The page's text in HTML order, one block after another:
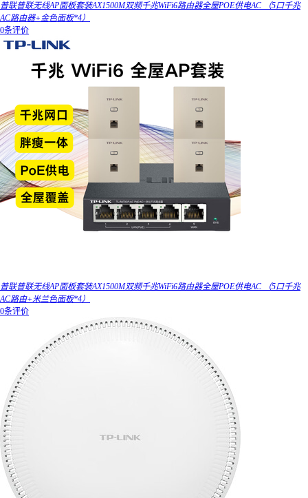
普联普联无线AP面板套装AX1500M双频千兆WiFi6路由器全屋POE供电AC （5口千兆
AC路由器+金色面板*4）
0条评价
普联普联无线AP面板套装AX1500M双频千兆WiFi6路由器全屋POE供电AC （5口千兆
AC路由+米兰色面板*4）
0条评价